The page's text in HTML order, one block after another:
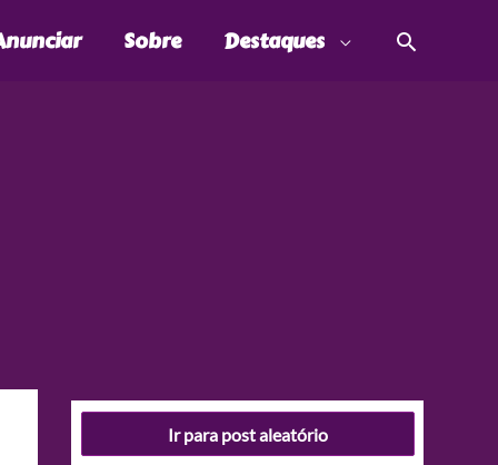
Sobre Destaques
Ir para post aleatório